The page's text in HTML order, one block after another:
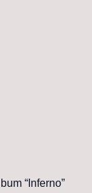
“Inferno”